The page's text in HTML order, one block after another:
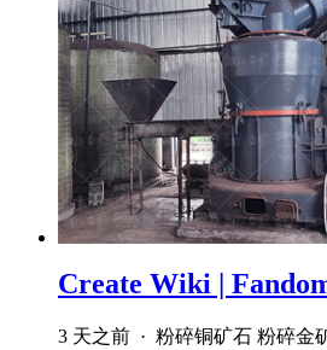
Create Wiki |
3 天之前 · 粉碎铜矿石 粉碎金